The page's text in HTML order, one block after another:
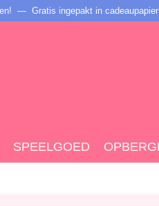
— Gratis ingepakt in cadeaupapier
SPEELGOED